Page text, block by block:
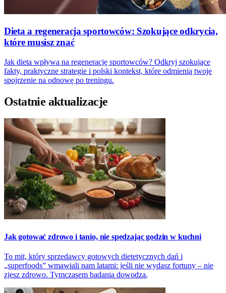
Dieta a regeneracja sportowców: Szokujące odkrycia,
które musisz znać
Jak dieta wpływa na regenerację sportowców? Odkryj szokujące
fakty, praktyczne strategie i polski kontekst, które odmienią twoje
spojrzenie na odnowę po treningu.
Ostatnie aktualizacje
Jak gotować zdrowo i tanio, nie spędzając godzin w kuchni
To mit, który sprzedawcy gotowych dietetycznych dań i
„superfoods” wmawiali nam latami: jeśli nie wydasz fortuny – nie
zjesz zdrowo. Tymczasem badania dowodzą,